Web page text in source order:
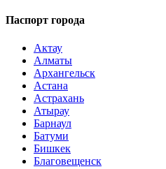
Паспорт города
Актау
Алматы
Архангельск
Астана
Астрахань
Атырау
Барнаул
Батуми
Бишкек
Благовещенск